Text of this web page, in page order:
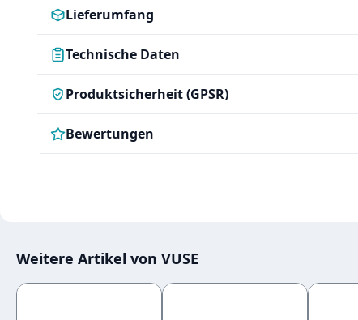
Lieferumfang
Technische Daten
Produktsicherheit (GPSR)
Bewertungen
Weitere Artikel von VUSE
Produktgalerie überspringen